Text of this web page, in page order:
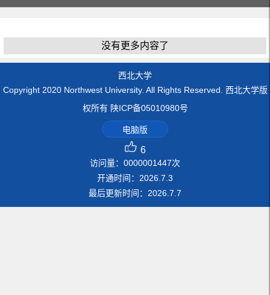
没有更多内容了
西北大学
Copyright 2020 Northwest University. All Rights Reserved. 西北大学版
权所有 陕ICP备05010980号
电脑版
6
访问量： 0000001447次
开通时间： 2026 7 3
最后更新时间： 2026 7 7